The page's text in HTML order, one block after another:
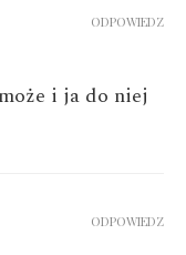
i ja do niej
ODPOWIEDZ
ODPOWIEDZ